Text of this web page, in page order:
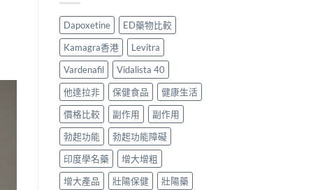
中
法
用
量
完
整
教
學〉
中
用
家
真
實
服
用
經
驗
與
安
全
購
買
指
南〉
評
價：
香
港
用
家
真
實
服
用
報
告
與
正
貨
Dapoxetine
ED藥物比較
Kamagra香港
Levitra
Vardenafil
Vidalista 40
他達拉非
保健食品
健康生活
價格比較
副作用
副作用
勃起功能
勃起功能障礙
印度學名藥
增大增粗
增大產品
壯陽保健
壯陽藥